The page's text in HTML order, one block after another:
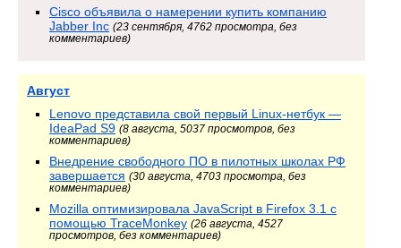
Cisco объявила о намерении купить компанию
Jabber Inc (23 сентября, 4762 просмотра, без
комментариев)
Август
Lenovo представила свой первый Linux-нетбук —
IdeaPad S9 (8 августа, 5037 просмотров, без
комментариев)
Внедрение свободного ПО в пилотных школах РФ
завершается (30 августа, 4703 просмотра, без
комментариев)
Mozilla оптимизировала JavaScript в Firefox 3.1 с
помощью TraceMonkey (26 августа, 4527
просмотров, без комментариев)